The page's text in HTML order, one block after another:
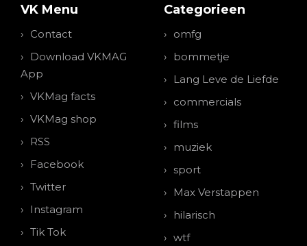
VK Menu
Contact
Download VKMAG
App
VKMag facts
VKMag shop
RSS
Facebook
Twitter
Instagram
Tik Tok
Categorieen
omfg
bommetje
Lang Leve de Liefde
commercials
films
muziek
sport
Max Verstappen
hilarisch
wtf